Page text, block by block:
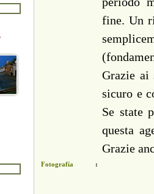
fine. Un
Grazie ai
sicuro e
Se state
questa
Grazie
Fotografía :